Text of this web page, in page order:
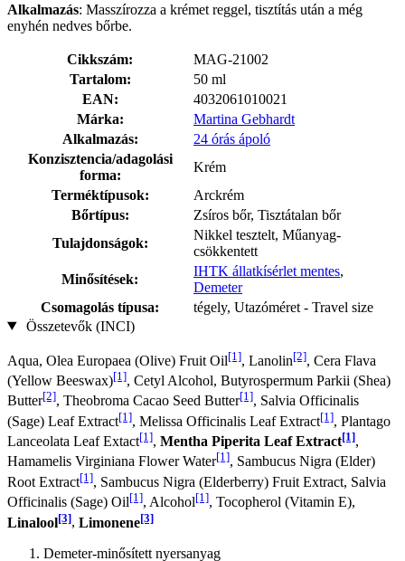
Alkalmazás: Masszírozza a krémet reggel, tisztítás után a még
enyhén nedves bőrbe.
Cikkszám:
MAG-21002
Tartalom:
50 ml
EAN:
4032061010021
Márka:
Martina Gebhardt
Alkalmazás:
24 órás ápoló
Konzisztencia/adagolási
forma:
Krém
Terméktípusok:
Arckrém
Bőrtípus:
Zsíros bőr, Tisztátalan bőr
Tulajdonságok:
Nikkel tesztelt, Műanyag-
csökkentett
Minősítések:
IHTK állatkísérlet mentes,
Demeter
Csomagolás típusa:
tégely, Utazóméret - Travel size
Összetevők (INCI)
Aqua, Olea Europaea (Olive) Fruit Oil[1], Lanolin[2], Cera Flava
(Yellow Beeswax)[1], Cetyl Alcohol, Butyrospermum Parkii (Shea)
Butter[2], Theobroma Cacao Seed Butter[1], Salvia Officinalis
(Sage) Leaf Extract[1], Melissa Officinalis Leaf Extract[1], Plantago
Lanceolata Leaf Extact[1], Mentha Piperita Leaf Extract[1],
Hamamelis Virginiana Flower Water[1], Sambucus Nigra (Elder)
Root Extract[1], Sambucus Nigra (Elderberry) Fruit Extract, Salvia
Officinalis (Sage) Oil[1], Alcohol[1], Tocopherol (Vitamin E),
Linalool[3], Limonene[3]
Demeter-minősített nyersanyag